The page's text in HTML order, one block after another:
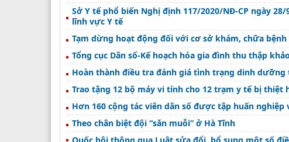
Sở Y tế phổ biến Nghị định 117/2020/NĐ-CP ngày
lĩnh vực Y tế
Tạm dừng hoạt động đối với cơ sở khám, chữa
Tổng cục Dân số-Kế hoạch hóa gia đình thu thập
Hoàn thành điều tra đánh giá tình trạng dinh dưỡng
Trao tặng 12 bộ máy vi tính cho 12 trạm y tế bị thiệt
Hơn 160 cộng tác viên dân số được tập huấn nghiệp
Theo chân biệt đội “săn muỗi” ở Hà Tĩnh
Quốc hội thông qua Luật sửa đổi, bổ sung một số